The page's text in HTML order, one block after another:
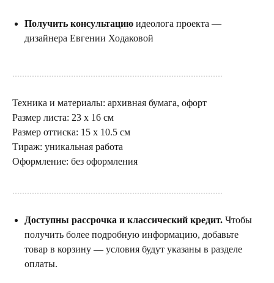
Получить консультацию идеолога проекта —
дизайнера Евгении Ходаковой
......................................................................................
Техника и материалы: архивная бумага, офорт
Размер листа: 23 х 16 см
Размер оттиска: 15 х 10.5 см
Тираж: уникальная работа
Оформление: без оформления
......................................................................................
Доступны рассрочка и классический кредит. Чтобы
получить более подробную информацию, добавьте
товар в корзину — условия будут указаны в разделе
оплаты.